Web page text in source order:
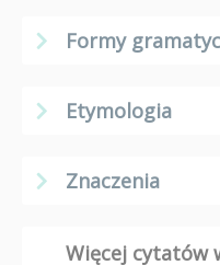
Formy
Etymologia
Znaczenia
Więcej cytatów